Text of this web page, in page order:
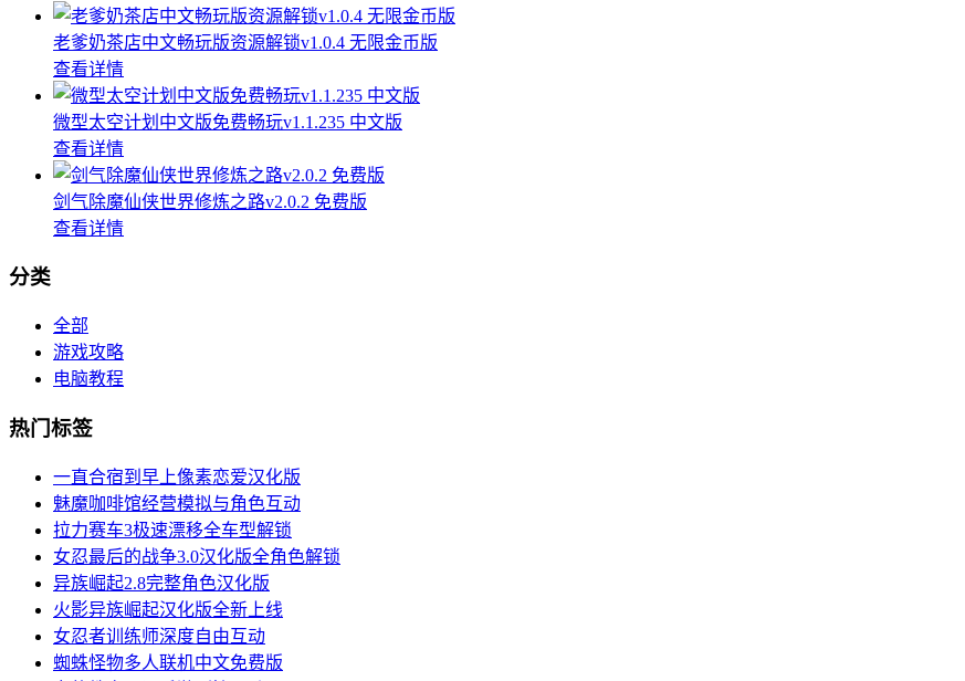
老爹奶茶店中文畅玩版资源解锁v1.0.4 无限金币版
查看详情
微型太空计划中文版免费畅玩v1.1.235 中文版
查看详情
剑气除魔仙侠世界修炼之路v2.0.2 免费版
查看详情
分类
全部
游戏攻略
电脑教程
热门标签
一直合宿到早上像素恋爱汉化版
魅魔咖啡馆经营模拟与角色互动
拉力赛车3极速漂移全车型解锁
女忍最后的战争3.0汉化版全角色解锁
异族崛起2.8完整角色汉化版
火影异族崛起汉化版全新上线
女忍者训练师深度自由互动
蜘蛛怪物多人联机中文免费版